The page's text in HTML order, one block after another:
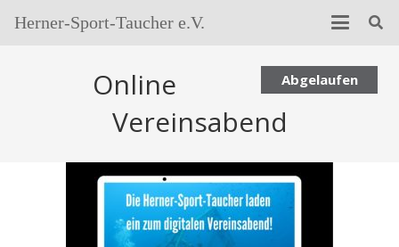
Herner-Sport-Taucher e.V.
Abgelaufen
Online
Vereinsabend